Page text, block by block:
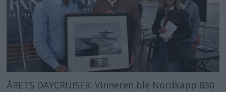
ÅRETS DAYCRUISER: Vinneren ble Nordkapp 830